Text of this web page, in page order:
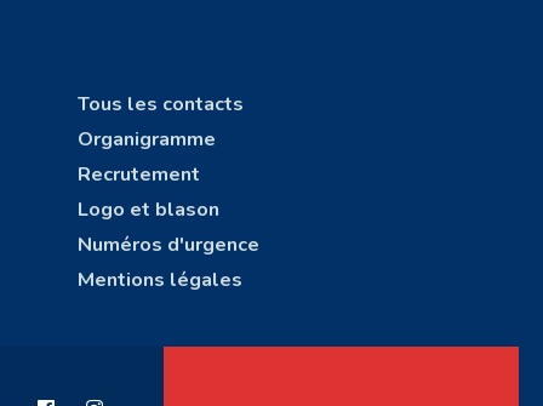
Tous les contacts
Organigramme
Recrutement
Logo et blason
Numéros d'urgence
Mentions légales